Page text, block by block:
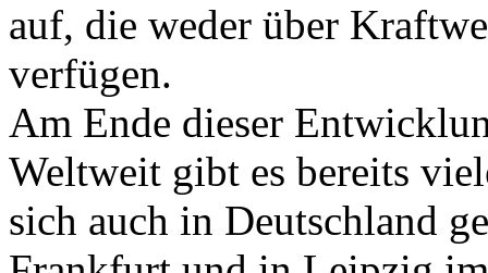
auf, die weder über
verfügen.
Am Ende dieser
Weltweit gibt es bereits
sich auch in Deutschland